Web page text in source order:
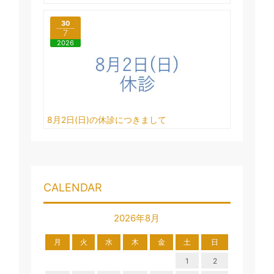
8月2日(日)の休診につきまして
30
7
2026
CALENDAR
2026年8月
月 火 水 木 金 土 日
1
2